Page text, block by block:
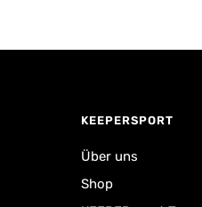
KEEPERSPORT
Über uns
Shop